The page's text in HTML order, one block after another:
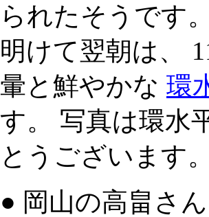
られたそうです
明けて翌朝は、
暈と鮮やかな 環
す。 写真は環水
とうございます
● 岡山の高畠さ